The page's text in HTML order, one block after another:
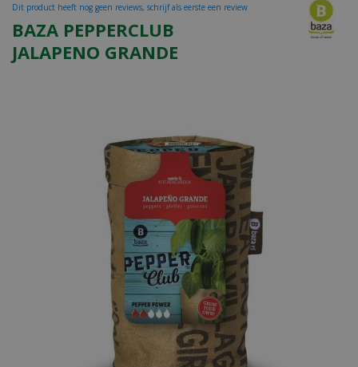
BAZA PEPPERCLUB
JALAPENO GRANDE
Dit product heeft nog geen reviews, schrijf als eerste een review